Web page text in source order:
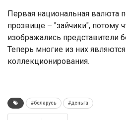
Первая национальная валюта
прозвище – "зайчики", потому
изображались представители
Теперь многие из них
коллекционирования.
#беларусь #деньга